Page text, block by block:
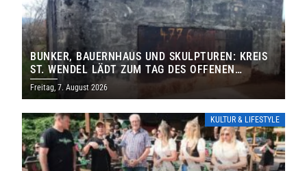
BUNKER, BAUERNHAUS UND SKULPTUREN: KREIS
ST. WENDEL LÄDT ZUM TAG DES OFFENEN
DENKMALS EIN
Freitag, 7. August 2026
KULTUR & LIFESTYLE